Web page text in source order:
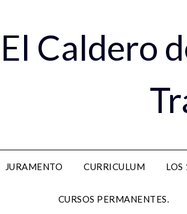
Caldero
JURAMENTO CURRICULUM LOS
CURSOS PERMANENTES.